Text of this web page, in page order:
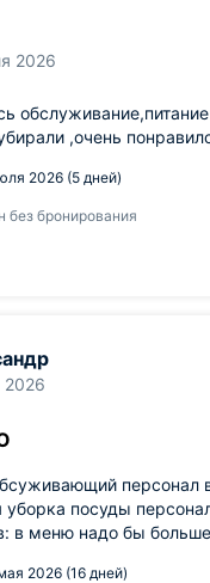
2026
,очень
2026 (5 дней)
без бронирования
2026
персонал
посуды
в меню надо бы
2026 (16 дней)